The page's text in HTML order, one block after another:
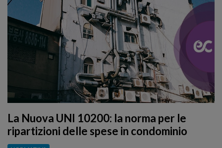
La Nuova UNI 10200: la norma per le
ripartizioni delle spese in condominio